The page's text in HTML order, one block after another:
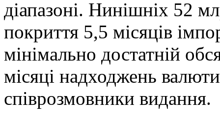
діапазоні. Нинішніх 52
покриття 5,5 місяців
мінімально достатній
місяці надходжень
співрозмовники видання.